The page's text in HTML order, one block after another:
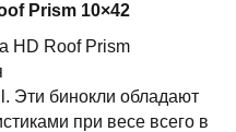
Prism 10×42
HD Roof Prism
Эти бинокли обладают
при весе всего в